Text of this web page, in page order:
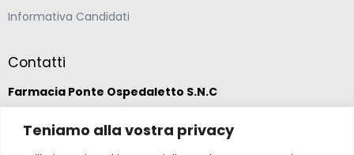
Teniamo alla vostra privacy
Informativa Candidati
Contatti
Farmacia Ponte Ospedaletto S.N.C
Via della Solidarietà 2,
47020 Longiano, Forlì-Cesena